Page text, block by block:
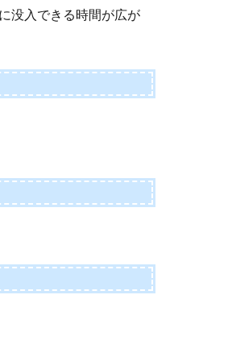
没入できる時間が広が